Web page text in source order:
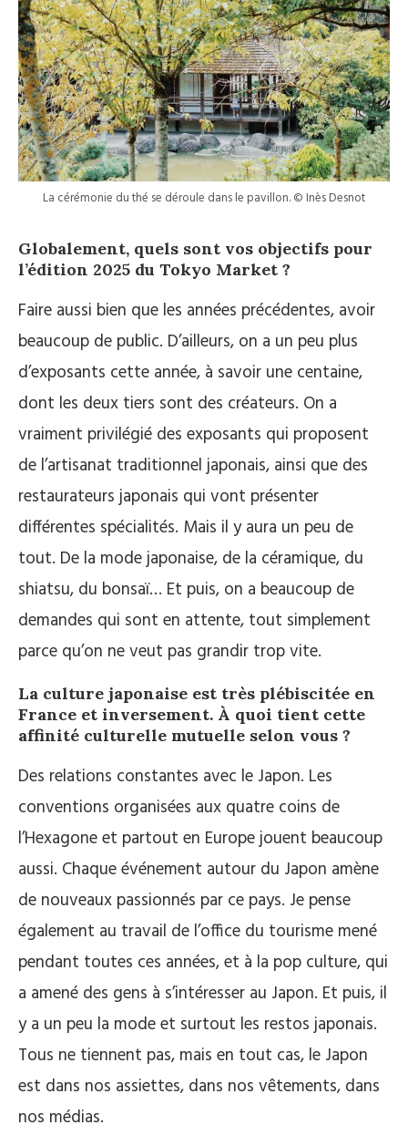
La cérémonie du thé se déroule dans le pavillon. © Inès Desnot
Globalement, quels sont vos objectifs pour
l’édition 2025 du Tokyo Market ?
Faire aussi bien que les années précédentes, avoir
beaucoup de public. D’ailleurs, on a un peu plus
d’exposants cette année, à savoir une centaine,
dont les deux tiers sont des créateurs. On a
vraiment privilégié des exposants qui proposent
de l’artisanat traditionnel japonais, ainsi que des
restaurateurs japonais qui vont présenter
différentes spécialités. Mais il y aura un peu de
tout. De la mode japonaise, de la céramique, du
shiatsu, du bonsaï… Et puis, on a beaucoup de
demandes qui sont en attente, tout simplement
parce qu’on ne veut pas grandir trop vite.
La culture japonaise est très plébiscitée en
France et inversement. À quoi tient cette
affinité culturelle mutuelle selon vous ?
Des relations constantes avec le Japon. Les
conventions organisées aux quatre coins de
l’Hexagone et partout en Europe jouent beaucoup
aussi. Chaque événement autour du Japon amène
de nouveaux passionnés par ce pays. Je pense
également au travail de l’office du tourisme mené
pendant toutes ces années, et à la pop culture, qui
a amené des gens à s’intéresser au Japon. Et puis, il
y a un peu la mode et surtout les restos japonais.
Tous ne tiennent pas, mais en tout cas, le Japon
est dans nos assiettes, dans nos vêtements, dans
nos médias.